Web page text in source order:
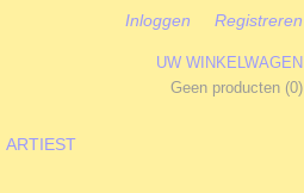
Inloggen Registreren
UW WINKELWAGEN
Geen producten (0)
ARTIEST